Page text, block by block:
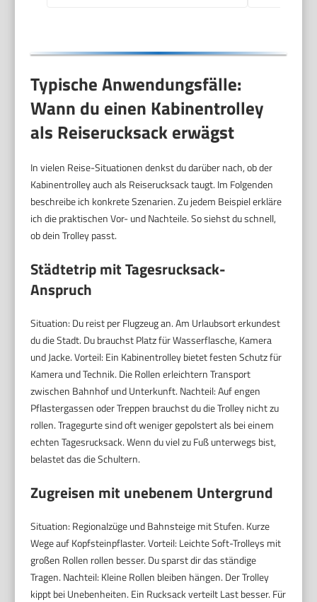
Typische Anwendungsfälle:
Wann du einen Kabinentrolley
als Reiserucksack erwägst
In vielen Reise-Situationen denkst du darüber nach, ob der
Kabinentrolley auch als Reiserucksack taugt. Im Folgenden
beschreibe ich konkrete Szenarien. Zu jedem Beispiel erkläre
ich die praktischen Vor- und Nachteile. So siehst du schnell,
ob dein Trolley passt.
Städtetrip mit Tagesrucksack-
Anspruch
Situation: Du reist per Flugzeug an. Am Urlaubsort erkundest
du die Stadt. Du brauchst Platz für Wasserflasche, Kamera
und Jacke. Vorteil: Ein Kabinentrolley bietet festen Schutz für
Kamera und Technik. Die Rollen erleichtern Transport
zwischen Bahnhof und Unterkunft. Nachteil: Auf engen
Pflastergassen oder Treppen brauchst du die Trolley nicht zu
rollen. Tragegurte sind oft weniger gepolstert als bei einem
echten Tagesrucksack. Wenn du viel zu Fuß unterwegs bist,
belastet das die Schultern.
Zugreisen mit unebenem Untergrund
Situation: Regionalzüge und Bahnsteige mit Stufen. Kurze
Wege auf Kopfsteinpflaster. Vorteil: Leichte Soft-Trolleys mit
großen Rollen rollen besser. Du sparst dir das ständige
Tragen. Nachteil: Kleine Rollen bleiben hängen. Der Trolley
kippt bei Unebenheiten. Ein Rucksack verteilt Last besser. Für